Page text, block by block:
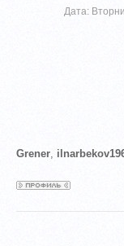
Дата:
Grener,